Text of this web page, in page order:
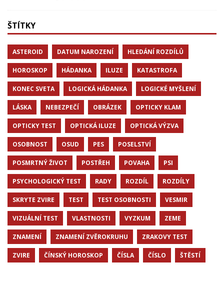
ŠTÍTKY
ASTEROID DATUM NAROZENÍ HLEDÁNÍ ROZDÍLŮ
HOROSKOP HÁDANKA ILUZE KATASTROFA
KONEC SVETA LOGICKÁ HÁDANKA LOGICKÉ MYŠLENÍ
LÁSKA NEBEZPEČÍ OBRÁZEK OPTICKY KLAM
OPTICKY TEST OPTICKÁ ILUZE OPTICKÁ VÝZVA
OSOBNOST OSUD PES POSELSTVÍ
POSMRTNÝ ŽIVOT POSTŘEH POVAHA PSI
PSYCHOLOGICKÝ TEST RADY ROZDÍL ROZDÍLY
SKRYTE ZVIRE TEST TEST OSOBNOSTI VESMIR
VIZUÁLNÍ TEST VLASTNOSTI VYZKUM ZEME
ZNAMENÍ ZNAMENÍ ZVĚROKRUHU ZRAKOVY TEST
ZVIRE ČÍNSKÝ HOROSKOP ČÍSLA ČÍSLO ŠTĚSTÍ